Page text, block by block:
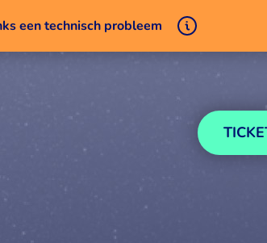
een technisch probleem